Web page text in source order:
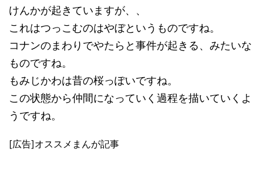
けんかが起きていますが、、
これはつっこむのはやぼというものですね。
コナンのまわりでやたらと事件が起きる、みたいな
ものですね。
もみじかわは昔の桜っぽいですね。
この状態から仲間になっていく過程を描いていくよ
うですね。
[広告]オススメまんが記事